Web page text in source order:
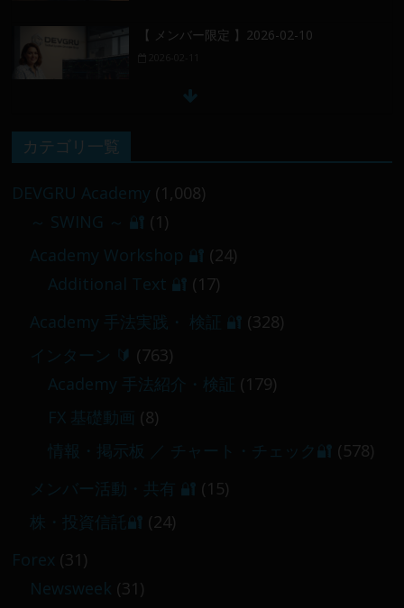
【 メンバー限定 】2026-02-10
／
【 メンバー限定 】2026-03-05～06
カテゴリ一覧
DEVGRU Academy (1,008)
～ SWING ～ 🔐 (1)
Academy Workshop 🔐 (24)
Additional Text 🔐 (17)
Academy 手法実践・ 検証 🔐 (328)
インターン 🔰 (763)
Academy 手法紹介・検証 (179)
FX 基礎動画 (8)
情報・掲示板 ／ チャート・チェック🔐 (578)
メンバー活動・共有 🔐 (15)
株・投資信託🔐 (24)
Forex (31)
Newsweek (31)